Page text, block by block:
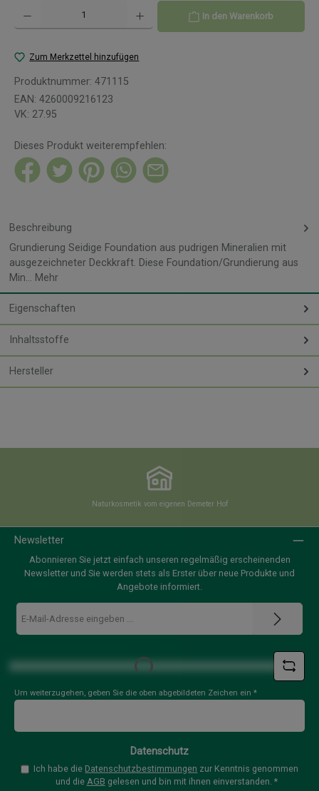
Produkt Anzahl: Gib den gewünschten Wert ein oder benutze die Schaltflächen
In den Warenkorb
Zum Merkzettel hinzufügen
Produktnummer: 471115
EAN: 4260009216123
VK: 27.95
Dieses Produkt weiterempfehlen:
Beschreibung
Grundierung Seidige Foundation aus pudrigen Mineralien mit
ausgezeichneter Deckkraft. Diese Foundation/Grundierung aus
Min… Mehr
Eigenschaften
Inhaltsstoffe
Hersteller
Naturkosmetik vom eigenen Demeter Hof
Newsletter
Abonnieren Sie jetzt einfach unseren regelmäßig erscheinenden
Newsletter und Sie werden stets als Erster über neue Produkte und
Angebote informiert.
E-
Mail-
Adresse
Loading...
Um weiterzugehen, geben Sie die oben abgebildeten Zeichen ein *
Datenschutz
Ich habe die Datenschutzbestimmungen zur Kenntnis genommen
und die AGB gelesen und bin mit ihnen einverstanden. *